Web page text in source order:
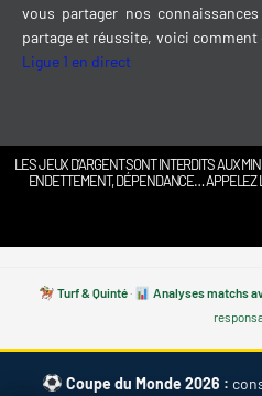
vous partager nos
partage et réussite, voici
Ligue 1 en direct
LES JEUX D’ARGENT SONT INTERDITS AUX
ENDETTEMENT, DÉPENDANCE… APPELEZ
Turf & Quinté· Analyses matchs
Coupe du Monde 2026 :